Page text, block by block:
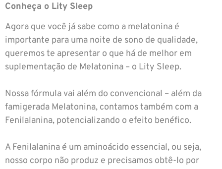
Conheça o Lity Sleep
Agora que você já sabe como a melatonina é
importante para uma noite de sono de qualidade,
queremos te apresentar o que há de melhor em
suplementação de Melatonina – o Lity Sleep.
Nossa fórmula vai além do convencional – além da
famigerada Melatonina, contamos também com a
Fenilalanina, potencializando o efeito benéfico.
A Fenilalanina é um aminoácido essencial, ou seja,
nosso corpo não produz e precisamos obtê-lo por